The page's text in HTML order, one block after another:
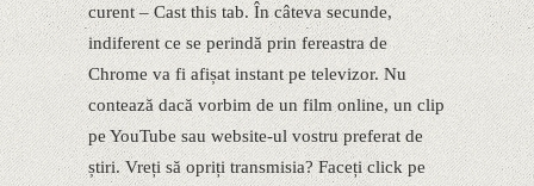
curent – Cast this tab. În câteva secunde,
indiferent ce se perindă prin fereastra de
Chrome va fi afișat instant pe televizor. Nu
contează dacă vorbim de un film online, un clip
pe YouTube sau website-ul vostru preferat de
știri. Vreți să opriți transmisia? Faceți click pe